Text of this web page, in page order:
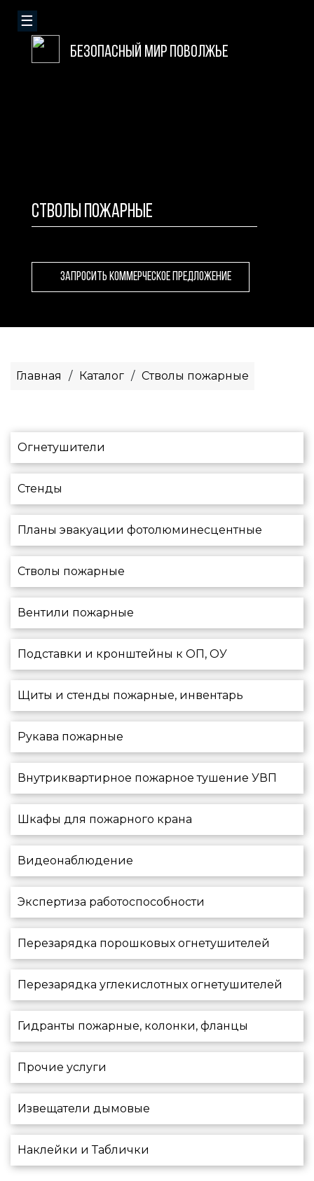
БЕЗОПАСНЫЙ МИР ПОВОЛЖЬЕ
СТВОЛЫ ПОЖАРНЫЕ
ЗАПРОСИТЬ КОММЕРЧЕСКОЕ ПРЕДЛОЖЕНИЕ
Главная / Каталог / Стволы пожарные
Огнетушители
Стенды
Планы эвакуации фотолюминесцентные
Стволы пожарные
Вентили пожарные
Подставки и кронштейны к ОП, ОУ
Щиты и стенды пожарные, инвентарь
Рукава пожарные
Внутриквартирное пожарное тушение УВП
Шкафы для пожарного крана
Видеонаблюдение
Экспертиза работоспособности
Перезарядка порошковых огнетушителей
Перезарядка углекислотных огнетушителей
Гидранты пожарные, колонки, фланцы
Прочие услуги
Извещатели дымовые
Наклейки и Таблички